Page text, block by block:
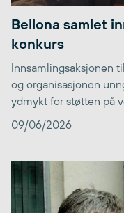
Bellona samlet
konkurs
Innsamlingsaksjonen
og organisasjonen
ydmykt for støtten på
09/06/2026